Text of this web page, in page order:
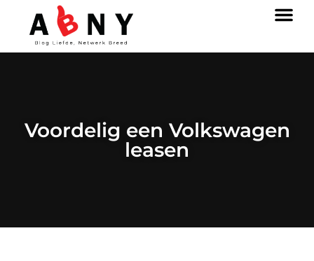
Voordelig een Volkswagen
leasen